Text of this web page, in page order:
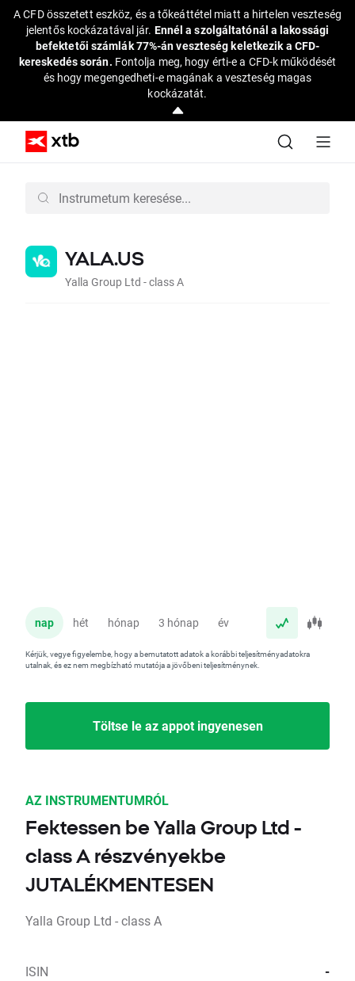
A CFD összetett eszköz, és a tőkeáttétel miatt a hirtelen veszteség
jelentős kockázatával jár. Ennél a szolgáltatónál a lakossági
befektetői számlák 77%-án veszteség keletkezik a CFD-
kereskedés során. Fontolja meg, hogy érti-e a CFD-k működését
és hogy megengedheti-e magának a veszteség magas
kockázatát.
YALA.US
Yalla Group Ltd - class A
nap hét hónap 3 hónap év
Kérjük, vegye figyelembe, hogy a bemutatott adatok a korábbi teljesítményadatokra
utalnak, és ez nem megbízható mutatója a jövőbeni teljesítménynek.
Töltse le az appot ingyenesen
AZ INSTRUMENTUMRÓL
Fektessen be Yalla Group Ltd -
class A részvényekbe
JUTALÉKMENTESEN
Yalla Group Ltd - class A
ISIN -